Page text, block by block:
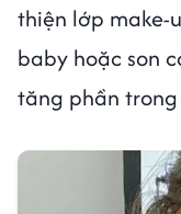
thiện lớp make-
baby hoặc son
tăng phần